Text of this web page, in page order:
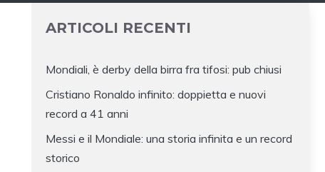
ARTICOLI RECENTI
Mondiali, è derby della birra fra tifosi: pub chiusi
Cristiano Ronaldo infinito: doppietta e nuovi
record a 41 anni
Messi e il Mondiale: una storia infinita e un record
storico